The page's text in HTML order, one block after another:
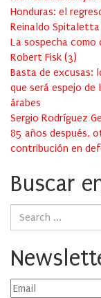
Honduras: el
Reinaldo Spitaletta
La sospecha
Robert Fisk (3)
Basta de excusas:
que será espejo de
árabes
Sergio Rodríguez
85 años después,
contribución en
Buscar